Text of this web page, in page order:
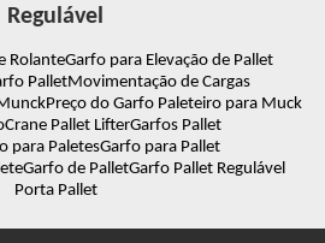
Regulável
RolanteGarfo para Elevação de Pallet
PalletMovimentação de Cargas
Preço do Garfo Paleteiro para Muck
Crane Pallet LifterGarfos Pallet
para PaletesGarfo para Pallet
Garfo de PalletGarfo Pallet Regulável
Porta Pallet